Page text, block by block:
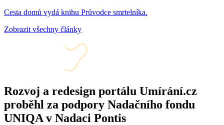
Cesta domů vydá knihu Průvodce smrtelníka.
Zobrazit všechny články
Rozvoj a redesign portálu Umírání.cz
proběhl za podpory Nadačního fondu
UNIQA v Nadaci Pontis